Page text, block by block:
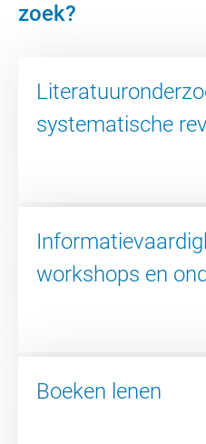
zoek?
systematische
workshops en
Boeken lenen